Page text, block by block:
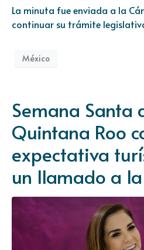
La minuta fue enviada a la
continuar su trámite
México
Semana Santa
Quintana Roo
expectativa
un llamado a